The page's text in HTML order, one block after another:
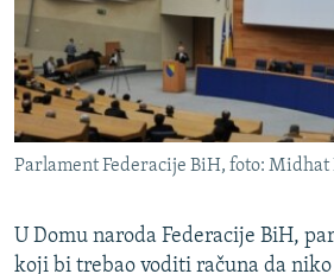
SPECIJALI RSE
VIŠE OD NASLOVA
GENOCID U SREBRENICI
POPLAVE I KLIZIŠTA U BIH 2024.
POST SCRIPTUM
PRATITE NAS
Sve RFE/RL stranice
Parlament Federacije BiH, foto: Midhat
U Domu naroda Federacije BiH,
koji bi trebao voditi računa da